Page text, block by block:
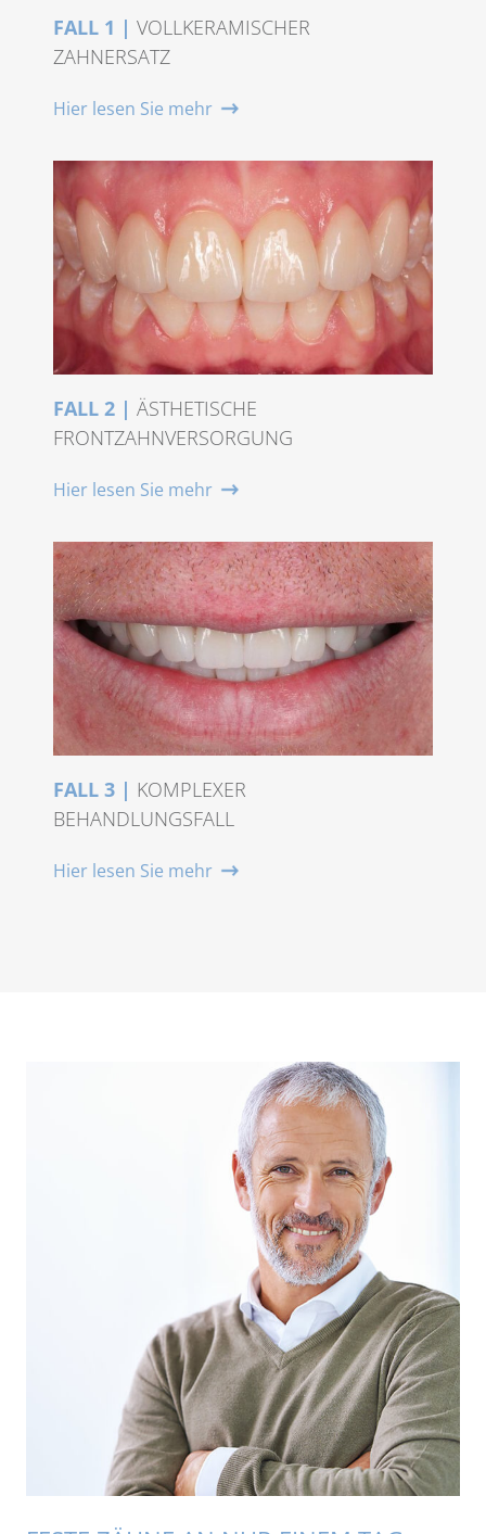
FALL 1 | VOLLKERAMISCHER
ZAHNERSATZ
Hier lesen Sie mehr
FALL 2 | ÄSTHETISCHE
FRONTZAHNVERSORGUNG
Hier lesen Sie mehr
FALL 3 | KOMPLEXER
BEHANDLUNGSFALL
Hier lesen Sie mehr